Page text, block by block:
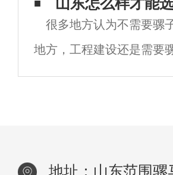
环境，生死与共同特殊
山东怎么样才能
很多地方认为不需要骡
地方，工程建设还是需要
如，位于大山顶的通信塔
地址：山东范围骡